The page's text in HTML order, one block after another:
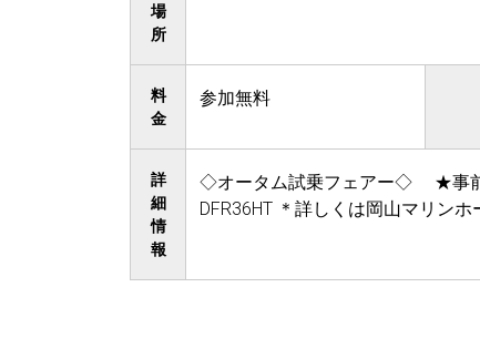
場
所
料
金
参加無料
詳
細
情
報
◇オータム試乗フェアー◇ ★事前予
DFR36HT ＊詳しくは岡山マリン